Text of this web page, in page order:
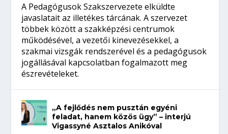
A Pedagógusok Szakszervezete elküldte
javaslatait az illetékes tárcának. A szervezet
többek között a szakképzési centrumok
működésével, a vezetői kinevezésekkel, a
szakmai vizsgák rendszerével és a pedagógusok
jogállásával kapcsolatban fogalmazott meg
észrevételeket.
„A fejlődés nem pusztán egyéni
feladat, hanem közös ügy” – interjú
Vigassyné Asztalos Anikóval